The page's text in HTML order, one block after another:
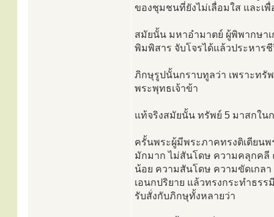
ของชุมชนที่ยังไม่เลื่อมใส และเ
สมัยนั้น มหาอำมาตย์ ผู้พิพากษา
พิมพิสาร จับโจรได้แล้วประหารชี
ภิกษุรูปนั้นกราบทูลว่า เพราะทรั
พระพุทธเจ้าข้า
แท้จริงสมัยนั้น ทรัพย์ 5 มาสกใน
ครั้นพระผู้มีพระภาคทรงติเตียนพ
มักมาก ไม่สันโดษ ความคลุกคลี
น้อย ความสันโดษ ความขัดเกลา
เอนกปริยาย แล้วทรงกระทำธร
รับสั่งกับภิกษุทั้งหลายว่า